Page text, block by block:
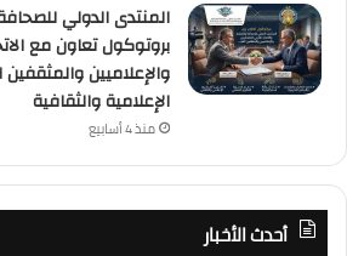
المنتدى الدولي
بروتوكول تعاون مع
والإعلاميين والمثقفين
الإعلامية والثقافية
منذ 4 أسابيع
أحدث الأخبار